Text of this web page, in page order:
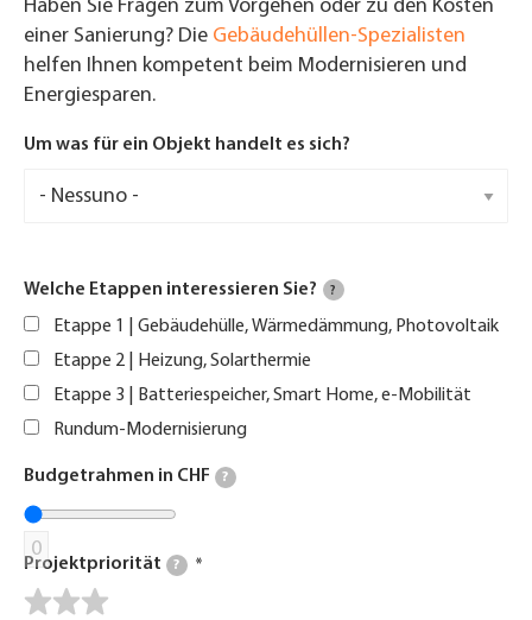
Haben Sie Fragen zum Vorgehen oder zu den Kosten
einer Sanierung? Die Gebäudehüllen-Spezialisten
helfen Ihnen kompetent beim Modernisieren und
Energiesparen.
Um was für ein Objekt handelt es sich?
Welche Etappen interessieren Sie? ?
Etappe 1 | Gebäudehülle, Wärmedämmung, Photovoltaik
Etappe 2 | Heizung, Solarthermie
Etappe 3 | Batteriespeicher, Smart Home, e-Mobilität
Rundum-Modernisierung
Budgetrahmen in CHF ?
0
Projektpriorität ?